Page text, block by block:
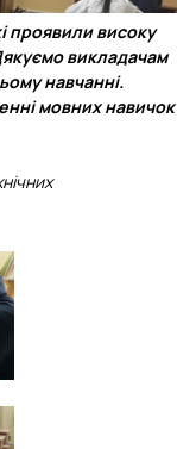
проявили високу
викладачам
навчанні.
мовних навичок